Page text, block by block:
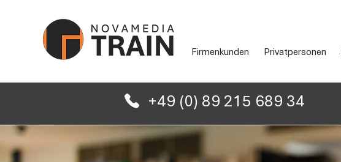
Firmenkunden Privatpersonen
+49 (0) 89 215 689 34